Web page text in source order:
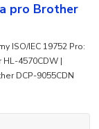
pro Brother
ISO/IEC 19752 Pro:
HL-4570CDW |
DCP-9055CDN